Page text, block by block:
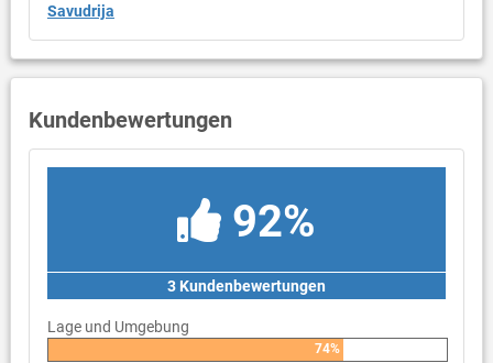
Savudrija
Kundenbewertungen
92%
3 Kundenbewertungen
Lage und Umgebung
74%